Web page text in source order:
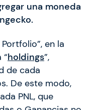
una moneda
en la
“holdings”,
de cada
De este modo,
PNL, que